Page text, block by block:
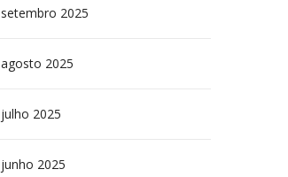
setembro 2025
agosto 2025
julho 2025
junho 2025